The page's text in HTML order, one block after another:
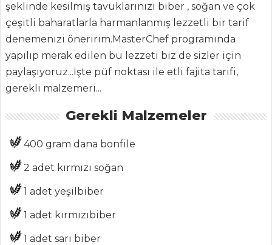
BLOG
Medya
Aktüel
Chefs
Haber
MENÜLER
Tüm
Kategoriler
şeklinde kesilmiş tavuklarınızı biber , soğan ve çok
çeşitli baharatlarla harmanlanmış lezzetli bir tarif
denemenizi öneririm.MasterChef programında
yapılıp merak edilen bu lezzeti biz de sizler için
paylaşıyoruz...İşte püf noktası ile etli fajita tarifi,
gerekli malzemeri...
Gerekli Malzemeler
400 gram dana bonfile
2 adet kırmızı soğan
1 adet yeşilbiber
1 adet kırmızıbiber
1 adet sarı biber